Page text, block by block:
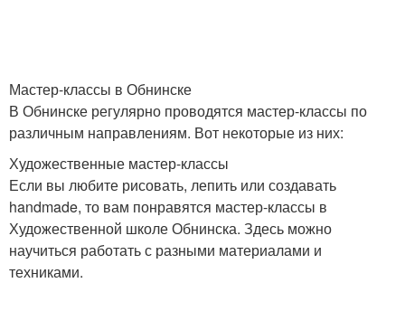
Мастер-классы в Обнинске
В Обнинске регулярно проводятся мастер-классы по
различным направлениям. Вот некоторые из них:
Художественные мастер-классы
Если вы любите рисовать, лепить или создавать
handmade, то вам понравятся мастер-классы в
Художественной школе Обнинска. Здесь можно
научиться работать с разными материалами и
техниками.